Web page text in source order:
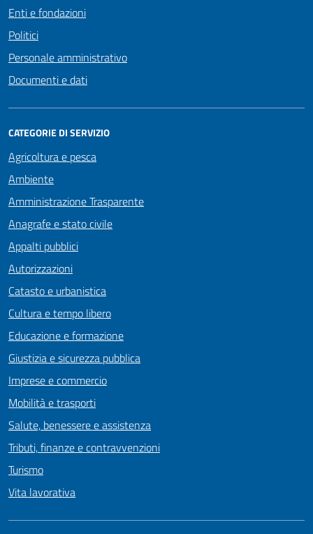
Enti e fondazioni
Politici
Personale amministrativo
Documenti e dati
CATEGORIE DI SERVIZIO
Agricoltura e pesca
Ambiente
Amministrazione Trasparente
Anagrafe e stato civile
Appalti pubblici
Autorizzazioni
Catasto e urbanistica
Cultura e tempo libero
Educazione e formazione
Giustizia e sicurezza pubblica
Imprese e commercio
Mobilità e trasporti
Salute, benessere e assistenza
Tributi, finanze e contravvenzioni
Turismo
Vita lavorativa